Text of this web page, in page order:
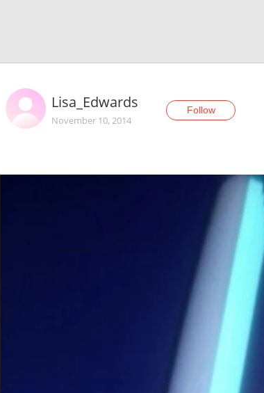
Lisa_Edwards
November 10, 2014
Follow